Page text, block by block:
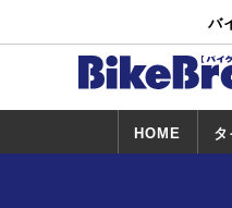
バ
HOME